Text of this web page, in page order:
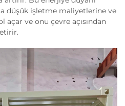
düşük işletme maliyetlerine ve
açar ve onu çevre açısından